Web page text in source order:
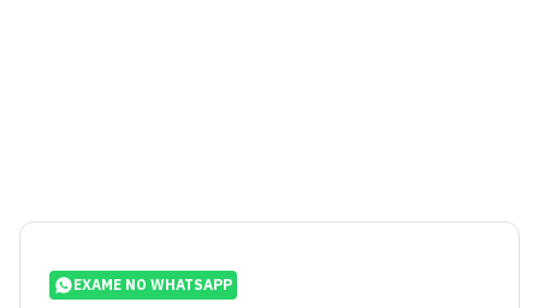
EXAME NO WHATSAPP